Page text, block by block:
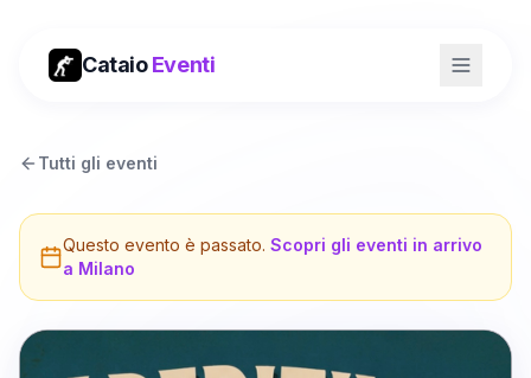
CataioEventi
Tutti gli eventi
Questo evento è passato. Scopri gli eventi in arrivo
a Milano